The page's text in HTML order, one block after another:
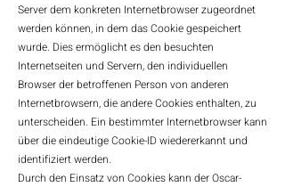
Server dem konkreten Internetbrowser zugeordnet
werden können, in dem das Cookie gespeichert
wurde. Dies ermöglicht es den besuchten
Internetseiten und Servern, den individuellen
Browser der betroffenen Person von anderen
Internetbrowsern, die andere Cookies enthalten, zu
unterscheiden. Ein bestimmter Internetbrowser kann
über die eindeutige Cookie-ID wiedererkannt und
identifiziert werden.
Durch den Einsatz von Cookies kann der Oscar-